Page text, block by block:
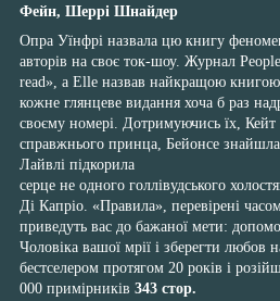
Фейн, Шеррі Шнайдер
Опра Уїнфрі назвала цю книгу
авторів на своє ток-шоу. Журнал People
read», а Elle назвав найкращою
кожне глянцеве видання хоча б раз
своєму номері. Дотримуючись їх,
справжнього принца, Бейонсе знайшла
Лайвлі підкорила
серце не одного голлівудського
Ді Капріо. «Правила», перевірені
приведуть вас до бажаної мети:
Чоловіка вашої мрії і зберегти любов
бестселером протягом 20 років і
000 примірників 343 стор.